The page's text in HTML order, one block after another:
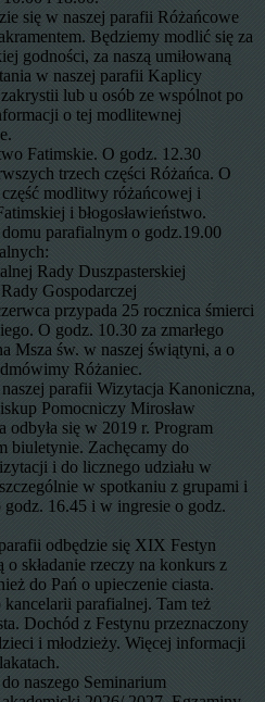
się w naszej parafii Różańcowe
Będziemy modlić się za
godności, za naszą umiłowaną
w naszej parafii Kaplicy
lub u osób ze wspólnot po
o tej modlitewnej
Fatimskie. O godz. 12.30
trzech części Różańca. O
modlitwy różańcowej i
i błogosławieństwo.
parafialnym o godz.19.00
Rady Duszpasterskiej
Gospodarczej
przypada 25 rocznica śmierci
O godz. 10.30 za zmarłego
Msza św. w naszej świątyni, a o
Różaniec.
parafii Wizytacja Kanoniczna,
Pomocniczy Mirosław
się w 2019 r. Program
biuletynie. Zachęcamy do
i do licznego udziału w
w spotkaniu z grupami i
16.45 i w ingresie o godz.
odbędzie się XIX Festyn
składanie rzeczy na konkurs z
do Pań o upieczenie ciasta.
parafialnej. Tam też
Dochód z Festynu przeznaczony
i młodzieży. Więcej informacji
naszego Seminarium